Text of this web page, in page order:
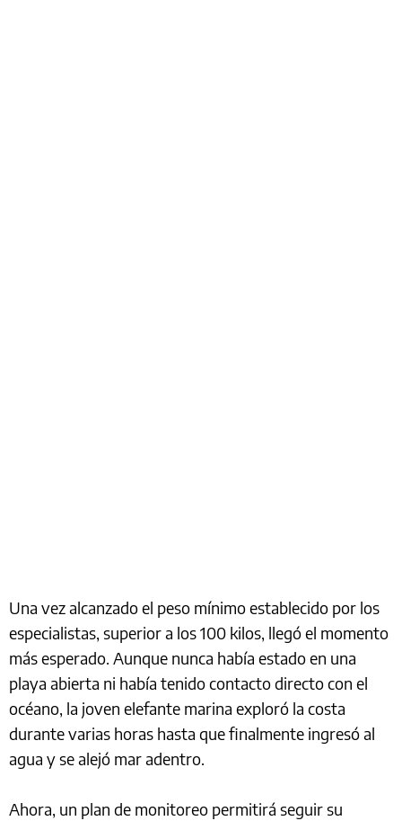
Una vez alcanzado el peso mínimo establecido por los
especialistas, superior a los 100 kilos, llegó el momento
más esperado. Aunque nunca había estado en una
playa abierta ni había tenido contacto directo con el
océano, la joven elefante marina exploró la costa
durante varias horas hasta que finalmente ingresó al
agua y se alejó mar adentro.
Ahora, un plan de monitoreo permitirá seguir su